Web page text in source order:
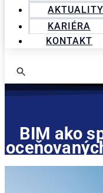
AKTUALITY
KARIÉRA
KONTAKT
BIM ako